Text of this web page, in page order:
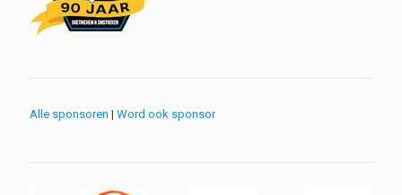
Alle sponsoren | Word ook sponsor